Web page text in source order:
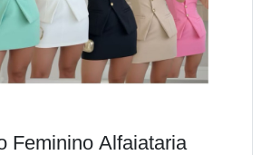
Feminino Alfaiataria